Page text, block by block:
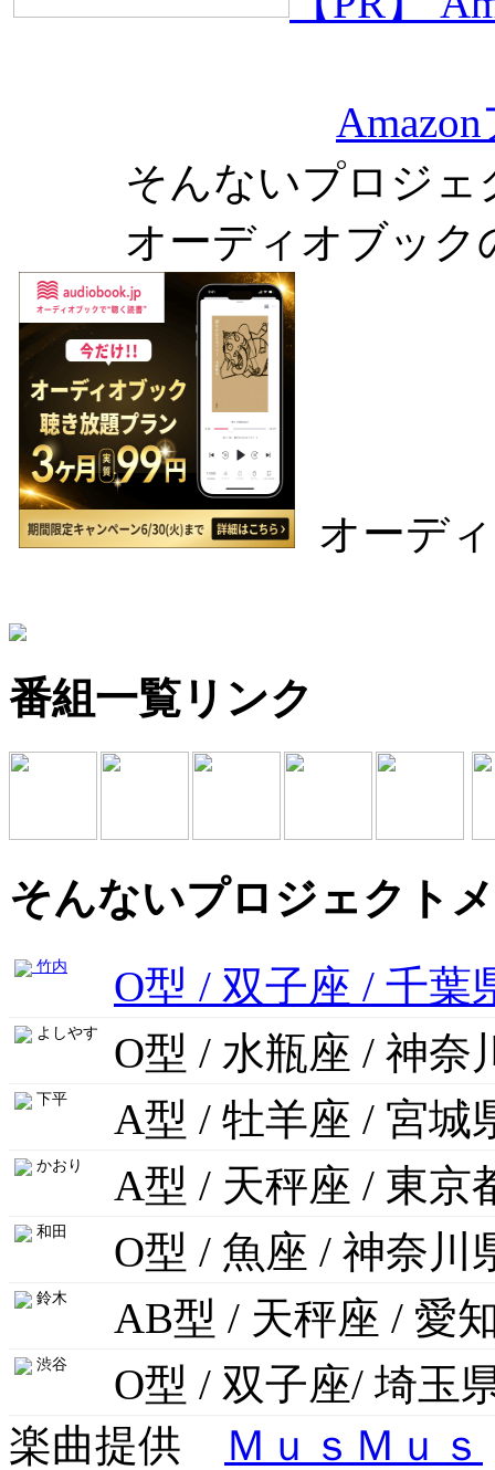
そんないプロジェ
オーディオブック
オーデ
番組一覧リンク
そんないプロジェクト
竹内 O型 / 双子座 / 千葉
よしやす O型 / 水瓶座 / 神奈
下平 A型 / 牡羊座 / 宮城
かおり A型 / 天秤座 / 東京
和田 O型 / 魚座 / 神奈川
鈴木 AB型 / 天秤座 / 愛
渋谷
O型 / 双子座/ 埼玉
楽曲提供
ＭｕｓＭｕｓ